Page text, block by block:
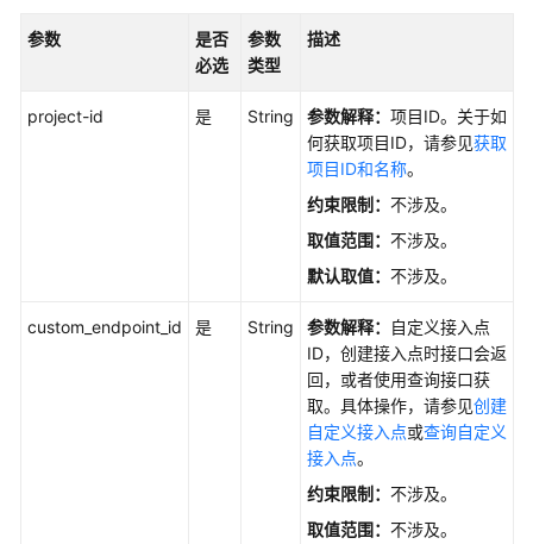
配
访
用
参数
是否
必选
参数
类型
描述
project-id 是 String 参数解释： 项目ID。关于如
何获取项目ID，请参见获取
项目ID和名称。
约束限制： 不涉及。
取值范围： 不涉及。
默认取值： 不涉及。
custom_endpoint_id 是 String 参数解释：
自定义接入点
ID，创建接入点时接口会返
回，或者使用查询接口获
取。具体操作，请参见创建
自定义接入点或查询自定义
接入点。
约束限制： 不涉及。
取值范围： 不涉及。